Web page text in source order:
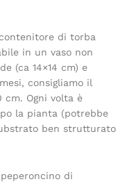
di torba
in un vaso non
(ca 14×14 cm) e
consigliamo il
cm. Ogni volta è
la pianta (potrebbe
ben strutturato
di